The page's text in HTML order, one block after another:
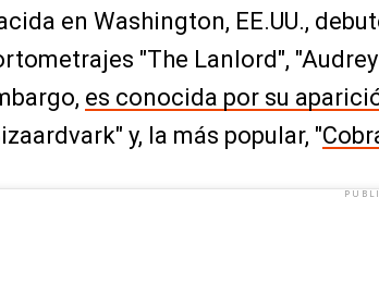
en Washington, EE.UU.,
"The Lanlord",
es conocida por su
y, la más popular, "